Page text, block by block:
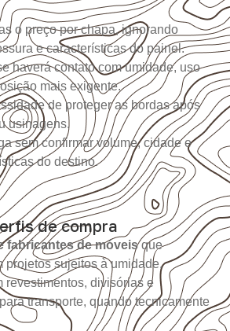
o preço por chapa, ignorando
e características do painel.
haverá contato com umidade, uso
mais exigente.
de proteger as bordas após
usinagens.
sem confirmar volume, cidade e
do destino.
de compra
fabricantes de móveisque
projetos sujeitos à umidade.
revestimentos, divisórias e
transporte, quando tecnicamente